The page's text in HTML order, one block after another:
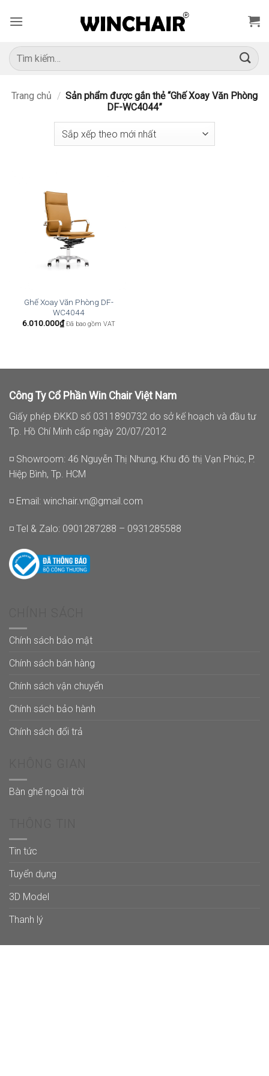
qua
dung
Tìm
kiếm:
Trang chủ / Sản phẩm được gắn thẻ “Ghế Xoay Văn Phòng
DF-WC4044”
Ghế Xoay Văn Phòng DF-
WC4044
6.010.000₫ Đã bao gồm VAT
Công Ty Cổ Phần Win Chair Việt Nam
Giấy phép ĐKKD số 0311890732 do sở kế hoạch và đầu tư
Tp. Hồ Chí Minh cấp ngày 20/07/2012
◽ Showroom: 46 Nguyễn Thị Nhung, Khu đô thị Vạn Phúc, P.
Hiệp Bình, Tp. HCM
◽ Email: winchair.vn@gmail.com
◽ Tel & Zalo: 0901287288 – 0931285588
Chính sách bảo mật
Chính sách bán hàng
Chính sách vận chuyển
Chính sách bảo hành
Chính sách đổi trả
Bàn ghế ngoài trời
Tin tức
Tuyển dụng
3D Model
Thanh lý